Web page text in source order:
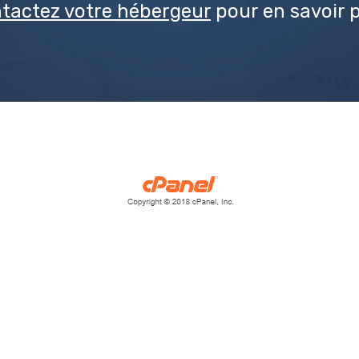
votre hébergeur pour en savoir